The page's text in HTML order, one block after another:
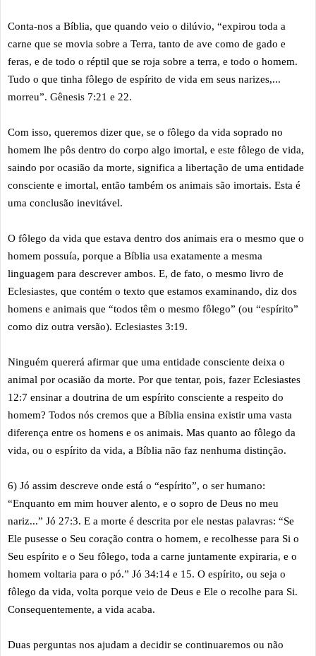
Conta-nos a Bíblia, que quando veio o dilúvio, “expirou toda a
carne que se movia sobre a Terra, tanto de ave como de gado e
feras, e de todo o réptil que se roja sobre a terra, e todo o homem.
Tudo o que tinha fôlego de espírito de vida em seus narizes,...
morreu”. Gênesis 7:21 e 22.
Com isso, queremos dizer que, se o fôlego da vida soprado no
homem lhe pôs dentro do corpo algo imortal, e este fôlego de vida,
saindo por ocasião da morte, significa a libertação de uma entidade
consciente e imortal, então também os animais são imortais. Esta é
uma conclusão inevitável.
O fôlego da vida que estava dentro dos animais era o mesmo que o
homem possuía, porque a Bíblia usa exatamente a mesma
linguagem para descrever ambos. E, de fato, o mesmo livro de
Eclesiastes, que contém o texto que estamos examinando, diz dos
homens e animais que “todos têm o mesmo fôlego” (ou “espírito”
como diz outra versão). Eclesiastes 3:19.
Ninguém quererá afirmar que uma entidade consciente deixa o
animal por ocasião da morte. Por que tentar, pois, fazer Eclesiastes
12:7 ensinar a doutrina de um espírito consciente a respeito do
homem? Todos nós cremos que a Bíblia ensina existir uma vasta
diferença entre os homens e os animais. Mas quanto ao fôlego da
vida, ou o espírito da vida, a Bíblia não faz nenhuma distinção.
6) Jó assim descreve onde está o “espírito”, o ser humano:
“Enquanto em mim houver alento, e o sopro de Deus no meu
nariz...” Jó 27:3. E a morte é descrita por ele nestas palavras: “Se
Ele pusesse o Seu coração contra o homem, e recolhesse para Si o
Seu espírito e o Seu fôlego, toda a carne juntamente expiraria, e o
homem voltaria para o pó.” Jó 34:14 e 15. O espírito, ou seja o
fôlego da vida, volta porque veio de Deus e Ele o recolhe para Si.
Consequentemente, a vida acaba.
Duas perguntas nos ajudam a decidir se continuaremos ou não